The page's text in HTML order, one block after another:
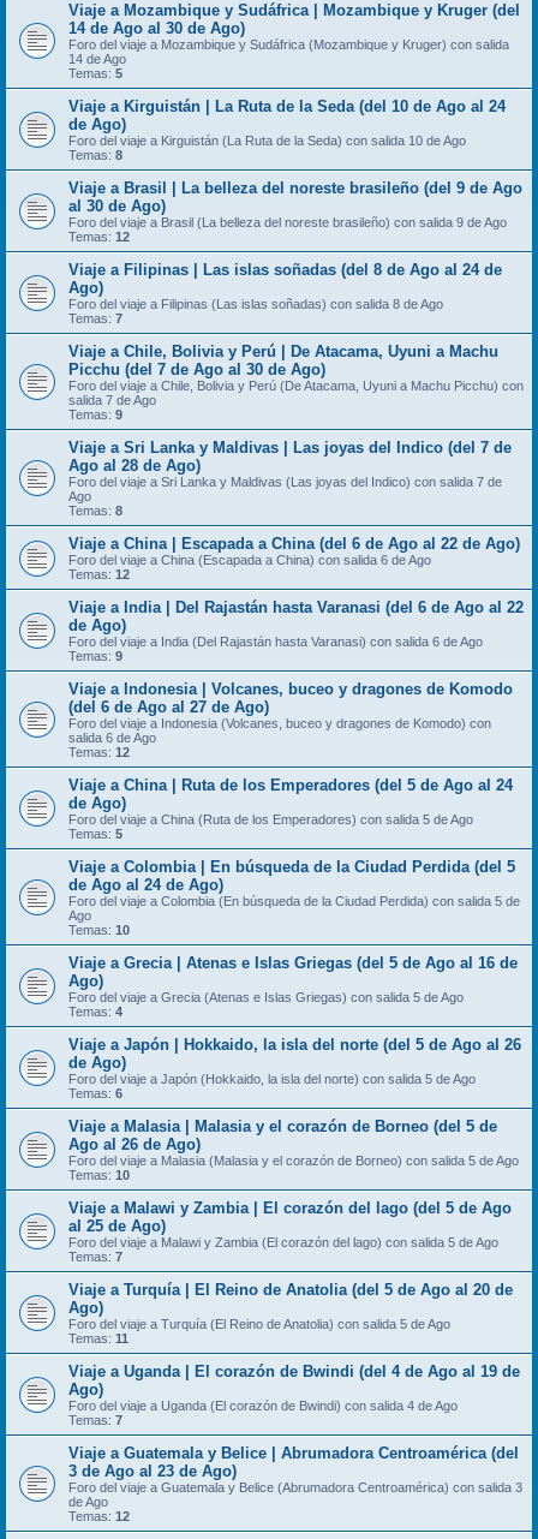
Viaje a Mozambique y Sudáfrica | Mozambique y Kruger (del
14 de Ago al 30 de Ago)
Foro del viaje a Mozambique y Sudáfrica (Mozambique y Kruger) con salida
14 de Ago
Temas: 5
Viaje a Kirguistán | La Ruta de la Seda (del 10 de Ago al 24
de Ago)
Foro del viaje a Kirguistán (La Ruta de la Seda) con salida 10 de Ago
Temas: 8
Viaje a Brasil | La belleza del noreste brasileño (del 9 de Ago
al 30 de Ago)
Foro del viaje a Brasil (La belleza del noreste brasileño) con salida 9 de Ago
Temas: 12
Viaje a Filipinas | Las islas soñadas (del 8 de Ago al 24 de
Ago)
Foro del viaje a Filipinas (Las islas soñadas) con salida 8 de Ago
Temas: 7
Viaje a Chile, Bolivia y Perú | De Atacama, Uyuni a Machu
Picchu (del 7 de Ago al 30 de Ago)
Foro del viaje a Chile, Bolivia y Perú (De Atacama, Uyuni a Machu Picchu) con
salida 7 de Ago
Temas: 9
Viaje a Sri Lanka y Maldivas | Las joyas del Indico (del 7 de
Ago al 28 de Ago)
Foro del viaje a Sri Lanka y Maldivas (Las joyas del Indico) con salida 7 de
Ago
Temas: 8
Viaje a China | Escapada a China (del 6 de Ago al 22 de Ago)
Foro del viaje a China (Escapada a China) con salida 6 de Ago
Temas: 12
Viaje a India | Del Rajastán hasta Varanasi (del 6 de Ago al 22
de Ago)
Foro del viaje a India (Del Rajastán hasta Varanasi) con salida 6 de Ago
Temas: 9
Viaje a Indonesia | Volcanes, buceo y dragones de Komodo
(del 6 de Ago al 27 de Ago)
Foro del viaje a Indonesia (Volcanes, buceo y dragones de Komodo) con
salida 6 de Ago
Temas: 12
Viaje a China | Ruta de los Emperadores (del 5 de Ago al 24
de Ago)
Foro del viaje a China (Ruta de los Emperadores) con salida 5 de Ago
Temas: 5
Viaje a Colombia | En búsqueda de la Ciudad Perdida (del 5
de Ago al 24 de Ago)
Foro del viaje a Colombia (En búsqueda de la Ciudad Perdida) con salida 5 de
Ago
Temas: 10
Viaje a Grecia | Atenas e Islas Griegas (del 5 de Ago al 16 de
Ago)
Foro del viaje a Grecia (Atenas e Islas Griegas) con salida 5 de Ago
Temas: 4
Viaje a Japón | Hokkaido, la isla del norte (del 5 de Ago al 26
de Ago)
Foro del viaje a Japón (Hokkaido, la isla del norte) con salida 5 de Ago
Temas: 6
Viaje a Malasia | Malasia y el corazón de Borneo (del 5 de
Ago al 26 de Ago)
Foro del viaje a Malasia (Malasia y el corazón de Borneo) con salida 5 de Ago
Temas: 10
Viaje a Malawi y Zambia | El corazón del lago (del 5 de Ago
al 25 de Ago)
Foro del viaje a Malawi y Zambia (El corazón del lago) con salida 5 de Ago
Temas: 7
Viaje a Turquía | El Reino de Anatolia (del 5 de Ago al 20 de
Ago)
Foro del viaje a Turquía (El Reino de Anatolia) con salida 5 de Ago
Temas: 11
Viaje a Uganda | El corazón de Bwindi (del 4 de Ago al 19 de
Ago)
Foro del viaje a Uganda (El corazón de Bwindi) con salida 4 de Ago
Temas: 7
Viaje a Guatemala y Belice | Abrumadora Centroamérica (del
3 de Ago al 23 de Ago)
Foro del viaje a Guatemala y Belice (Abrumadora Centroamérica) con salida 3
de Ago
Temas: 12